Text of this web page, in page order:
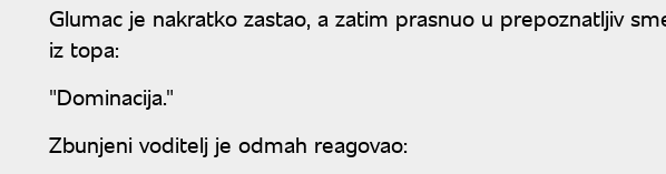
Glumac je nakratko zastao, a zatim prasnuo u prepoznatljiv
iz topa:
"Dominacija."
Zbunjeni voditelj je odmah reagovao: